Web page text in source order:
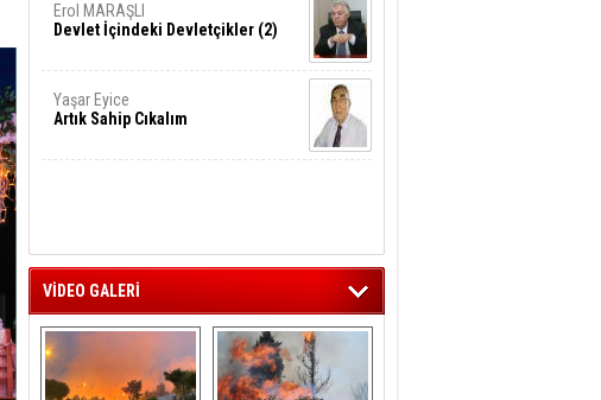
Erol MARAŞLI
Devlet İçindeki Devletçikler (2)
Yaşar Eyice
Artık Sahip Cıkalım
VİDEO GALERİ